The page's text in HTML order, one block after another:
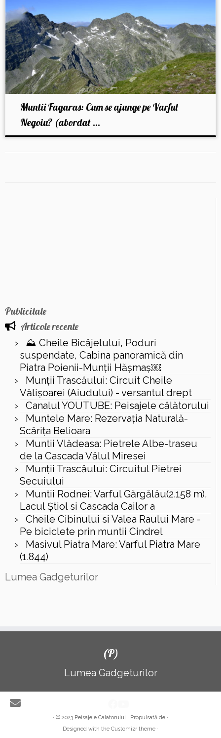
Muntii Fagaras: Cum se ajunge pe Varful
Negoiu? (abordat ...
Publicitate
Articole recente
⛰️ Cheile Bicăjelului, Poduri
suspendate, Cabina panoramică din
Piatra Poienii-Munții Hășmaș￼
Munții Trascăului: Circuit Cheile
Vălișoarei (Aiudului) - versantul drept
Canalul YOUTUBE: Peisajele călătorului
Muntele Mare: Rezervaţia Naturală-
Scăriţa Belioara
Muntii Vlădeasa: Pietrele Albe-traseu
de la Cascada Vălul Miresei
Munții Trascăului: Circuitul Pietrei
Secuiului
Muntii Rodnei: Varful Gărgălău(2.158 m),
Lacul Ştiol si Cascada Cailor a
Cheile Cibinului si Valea Raului Mare -
Pe biciclete prin muntii Cindrel
Masivul Piatra Mare: Varful Piatra Mare
(1.844)
Lumea Gadgeturilor
(P)
Lumea Gadgeturilor
· © 2023 Peisajele Calatorului · Propulsată de ·
Designed with the Customizr theme ·